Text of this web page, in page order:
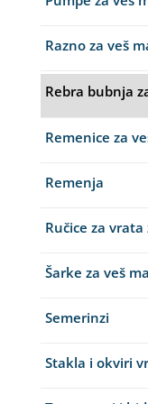
Razno za veš
Rebra bubnja
Remenice za
Remenja
Ručice za
Šarke za veš
Semerinzi
Stakla i okviri